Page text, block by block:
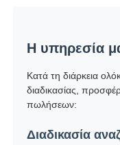
Η υπηρεσία
Κατά τη διάρκεια
διαδικασίας,
πωλήσεων:
Διαδικασία